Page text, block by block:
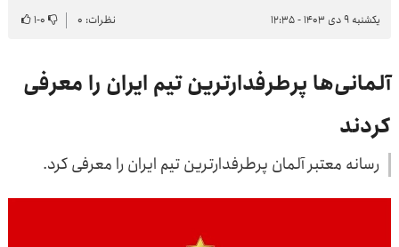
یکشنبه ۹ دی ۱۴۰۳ - ۱۲:۳۵
نظرات: ۰ ۰-۱
آلمانی‌ها پرطرفدارترین تیم ایران را معرفی
کردند
رسانه معتبر آلمان پرطرفدارترین تیم ایران را معرفی کرد.